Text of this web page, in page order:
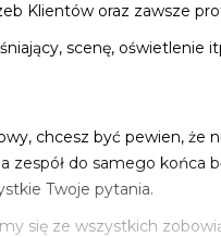
Klientów oraz zawsze
scenę, oświetlenie
chcesz być pewien, że
do samego końca
Twoje pytania.
się ze wszystkich